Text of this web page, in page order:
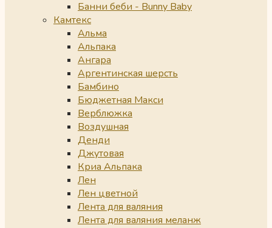
Банни беби - Bunny Baby
Камтекс
Альма
Альпака
Ангара
Аргентинская шерсть
Бамбино
Бюджетная Макси
Верблюжка
Воздушная
Денди
Джутовая
Криа Альпака
Лен
Лен цветной
Лента для валяния
Лента для валяния меланж